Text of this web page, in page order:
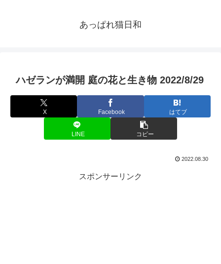
あっぱれ猫日和
ハゼランが満開 庭の花と生き物 2022/8/29
X Facebook はてブ
LINE コピー
2022.08.30
スポンサーリンク